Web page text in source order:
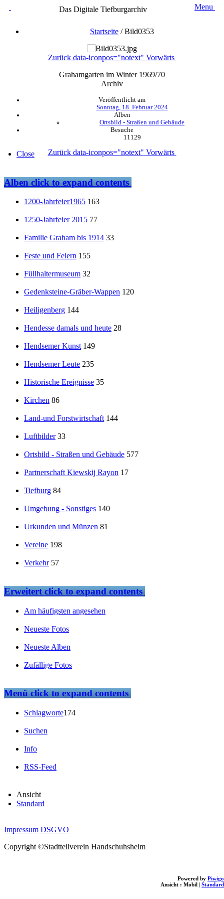
Das Digitale Tiefburgarchiv Menu
Startseite /Bild0353
Zurück data-iconpos="notext" Vorwärts
Grahamgarten im Winter 1969/70
Archiv
Veröffentlicht am
Sonntag, 18. Februar 2024
Alben
Ortsbild - Straßen und Gebäude
Besuche
11129
Zurück data-iconpos="notext" Vorwärts
Powered by Piwigo
Ansicht : Mobil | Standard
Close
Albenclick to expand contents
1200-Jahrfeier1965 163
1250-Jahrfeier 2015 77
Familie Graham bis 1914 33
Feste und Feiern 155
Füllhaltermuseum 32
Gedenksteine-Gräber-Wappen 120
Heiligenberg 144
Hendesse damals und heute 28
Hendsemer Kunst 149
Hendsemer Leute 235
Historische Ereignisse 35
Kirchen 86
Land-und Forstwirtschaft 144
Luftbilder 33
Ortsbild - Straßen und Gebäude 577
Partnerschaft Kiewskij Rayon 17
Tiefburg 84
Umgebung - Sonstiges 140
Urkunden und Münzen 81
Vereine 198
Verkehr 57
Erweitertclick to expand contents
Am häufigsten angesehen
Neueste Fotos
Neueste Alben
Zufällige Fotos
Menüclick to expand contents
Schlagworte174
Suchen
Info
RSS-Feed
Ansicht
Standard
Impressum DSGVO
Copyright ©Stadtteilverein Handschuhsheim